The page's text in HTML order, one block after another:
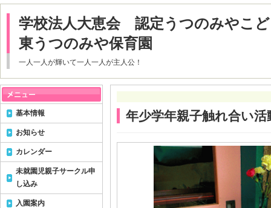
学校法人大恵会 認定うつのみやこ
東うつのみや保育園
一人一人が輝いて一人一人が主人公！
年少学年親子触れ合い活
基本情報
お知らせ
カレンダー
未就園児親子サークル申
し込み
入園案内